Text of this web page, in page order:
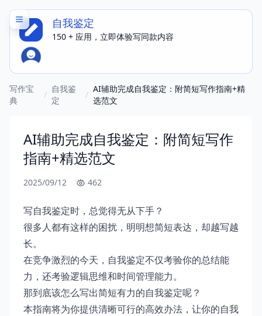
自我鉴定
150 + 应用，立即体验写同款内容
写作宝
典
/
自我鉴
定
/
AI辅助完成自我鉴定：附简短写作指南+精
选范文
AI辅助完成自我鉴定：附简短写作
指南+精选范文
2025/09/12 462
写自我鉴定时，总觉得无从下手？
很多人都有这样的困扰，明明想简短表达，却越写越
长。
在竞争激烈的今天，自我鉴定不仅考验你的总结能
力，还考验逻辑思维和时间管理能力。
那到底该怎么写出简短有力的自我鉴定呢？
本指南将为你提供清晰可行的高效办法，让你的自我